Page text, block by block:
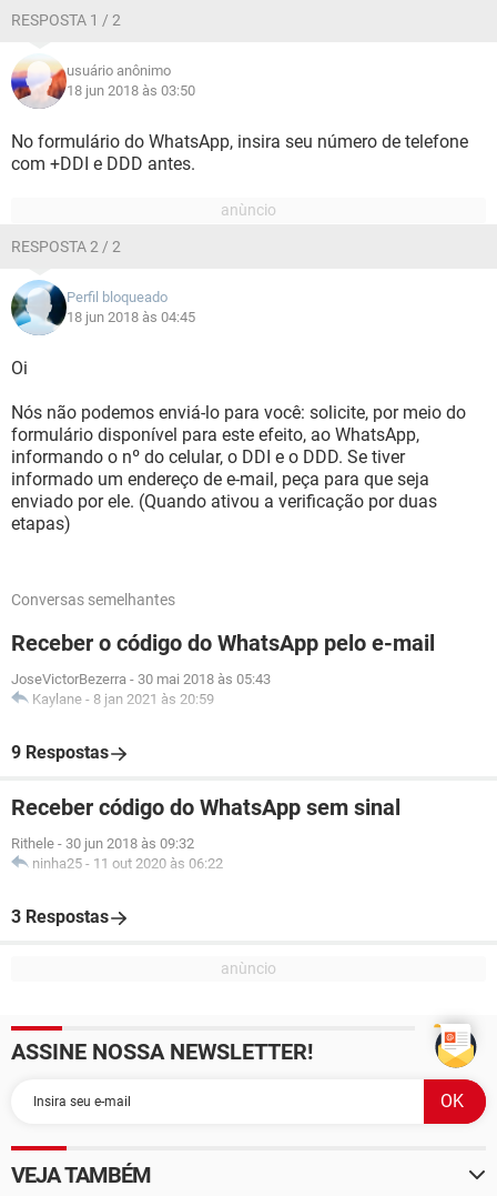
RESPOSTA 1 / 2
usuário anônimo
18 jun 2018 às 03:50
No formulário do WhatsApp, insira seu número de telefone
com +DDI e DDD antes.
RESPOSTA 2 / 2
Perfil bloqueado
18 jun 2018 às 04:45
Oi
Nós não podemos enviá-lo para você: solicite, por meio do
formulário disponível para este efeito, ao WhatsApp,
informando o nº do celular, o DDI e o DDD. Se tiver
informado um endereço de e-mail, peça para que seja
enviado por ele. (Quando ativou a verificação por duas
etapas)
Conversas semelhantes
Receber o código do WhatsApp pelo e-mail
JoseVictorBezerra - 30 mai 2018 às 05:43
Kaylane - 8 jan 2021 às 20:59
9 Respostas
Receber código do WhatsApp sem sinal
Rithele - 30 jun 2018 às 09:32
ninha25 - 11 out 2020 às 06:22
3 Respostas
ASSINE NOSSA NEWSLETTER!
VEJA TAMBÉM